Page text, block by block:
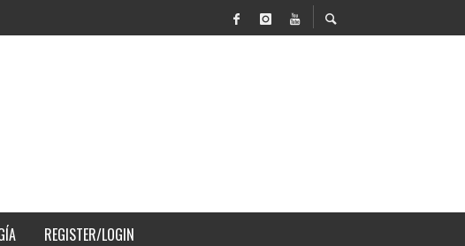
TICO CON MOVILIDAD Y PAISAJISMO
REGISTER/LOGIN